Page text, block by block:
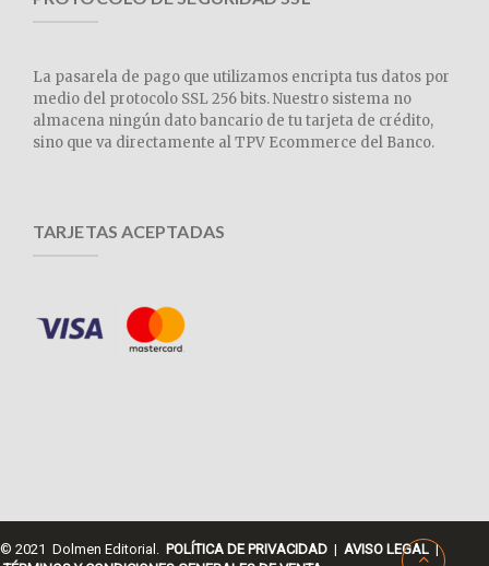
La pasarela de pago que utilizamos encripta tus datos por
medio del protocolo SSL 256 bits. Nuestro sistema no
almacena ningún dato bancario de tu tarjeta de crédito,
sino que va directamente al TPV Ecommerce del Banco.
TARJETAS ACEPTADAS
© 2021 Dolmen Editorial. POLÍTICA DE PRIVACIDAD | AVISO LEGAL |